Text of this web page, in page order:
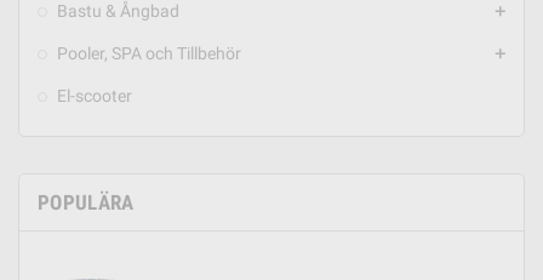
Bastu & Ångbad add
Pooler, SPA och Tillbehör add
El-scooter
POPULÄRA